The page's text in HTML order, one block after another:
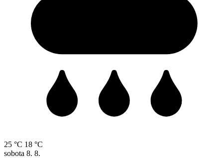
25 °C 18 °C
sobota 8. 8.